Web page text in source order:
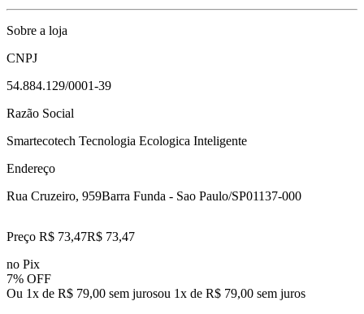
Sobre a loja
CNPJ
54.884.129/0001-39
Razão Social
Smartecotech Tecnologia Ecologica Inteligente
Endereço
Rua Cruzeiro, 959Barra Funda - Sao Paulo/SP01137-000
Preço R$ 73,47R$ 73,47
no Pix
7% OFF
Ou 1x de R$ 79,00 sem jurosou 1x de R$ 79,00 sem juros